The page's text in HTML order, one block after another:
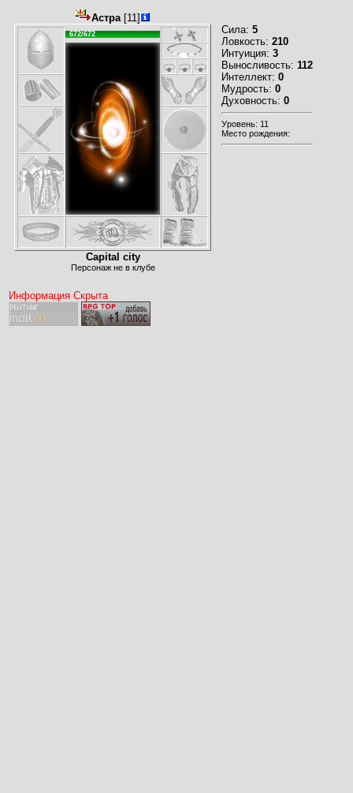
Астра[11]
672/672
Capital city
Персонаж не в клубе
Сила: 5
Ловкость: 210
Интуиция: 3
Выносливость: 112
Интеллект: 0
Мудрость: 0
Духовность: 0
Уровень: 11
Место рождения:
Информация Скрыта